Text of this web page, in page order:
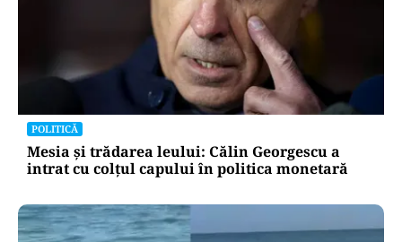
POLITICĂ
Mesia și trădarea leului: Călin Georgescu a
intrat cu colțul capului în politica monetară